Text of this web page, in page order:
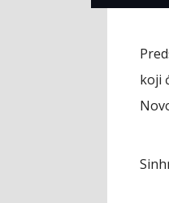
koji